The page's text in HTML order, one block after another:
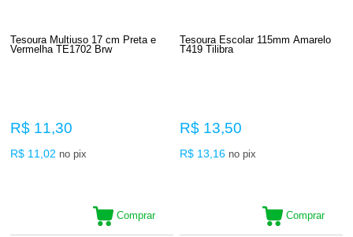
Tesoura Multiuso 17 cm Preta e
Vermelha TE1702 Brw
R$ 11,30
R$ 11,02 no pix
Comprar
Tesoura Escolar 115mm Amarelo
T419 Tilibra
R$ 13,50
R$ 13,16 no pix
Comprar